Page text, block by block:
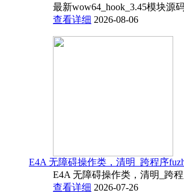
最新wow64_hook_3.45模块源
查看详细 2026-08-06
E4A 无障碍操作类，清明_跨程序
E4A 无障碍操作类，清明_跨
查看详细 2026-07-26